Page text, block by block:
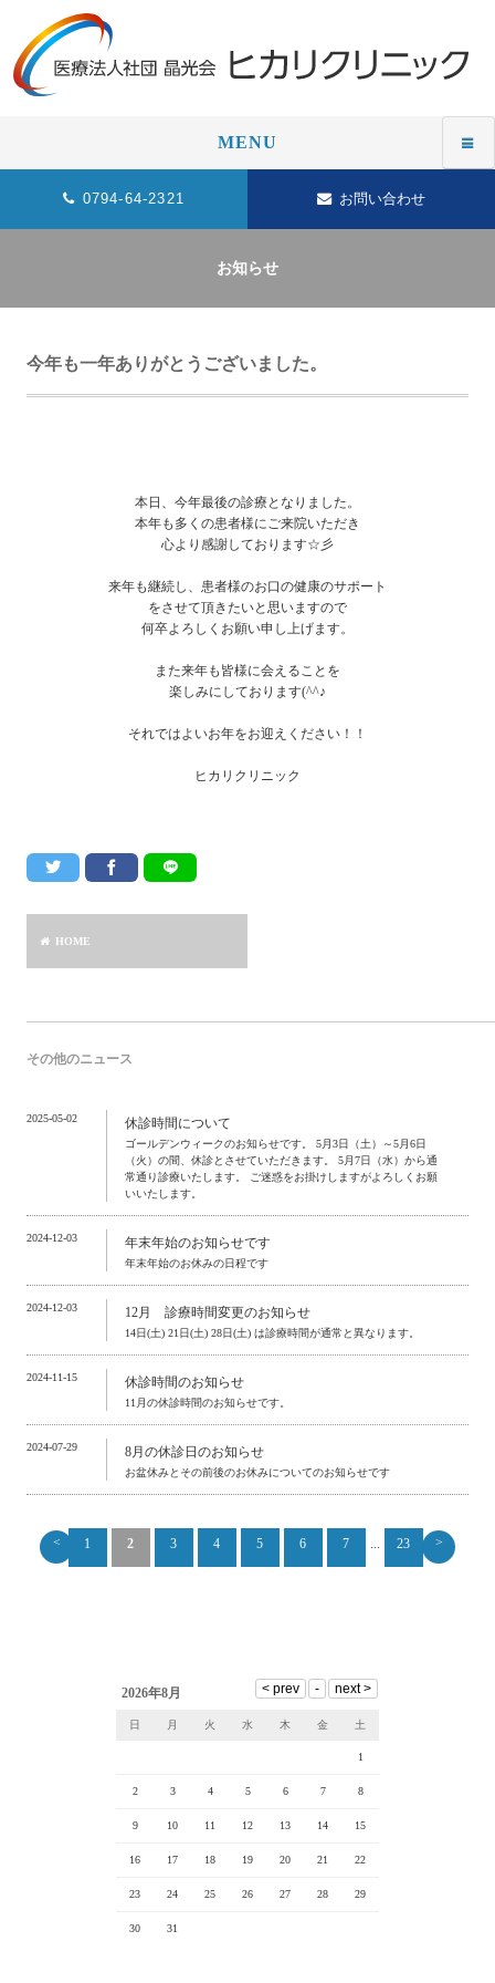
MENU
0794-64-2321 お問い合わせ
お知らせ
今年も一年ありがとうございました。
本日、今年最後の診療となりました。
本年も多くの患者様にご来院いただき
心より感謝しております☆彡
来年も継続し、患者様のお口の健康のサポート
をさせて頂きたいと思いますので
何卒よろしくお願い申し上げます。
また来年も皆様に会えることを
楽しみにしております(^^♪
それではよいお年をお迎えください！！
ヒカリクリニック
HOME
その他のニュース
2025-05-02 休診時間について
ゴールデンウィークのお知らせです。 5月3日（土）～5月6日
（火）の間、休診とさせていただきます。 5月7日（水）から通
常通り診療いたします。 ご迷惑をお掛けしますがよろしくお願
いいたします。
2024-12-03 年末年始のお知らせです
年末年始のお休みの日程です
2024-12-03 12月 診療時間変更のお知らせ
14日(土) 21日(土) 28日(土) は診療時間が通常と異なります。
2024-11-15 休診時間のお知らせ
11月の休診時間のお知らせです。
2024-07-29 8月の休診日のお知らせ
お盆休みとその前後のお休みについてのお知らせです
< 1 2 3 4 5 6 7 ... 23 >
2026年8月
日 月 火 水 木 金 土
1
2 3 4 5 6 7 8
9 10 11 12 13 14 15
16 17 18 19 20 21 22
23 24 25 26 27 28 29
30 31